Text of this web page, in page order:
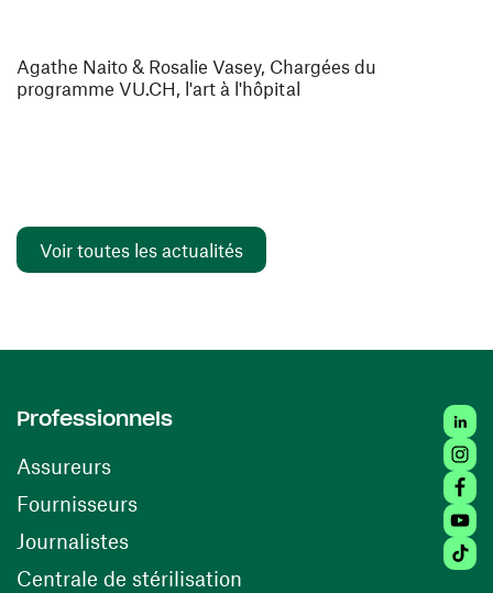
Agathe Naito & Rosalie Vasey, Chargées du
programme VU.CH, l'art à l'hôpital
Voir toutes les actualités
Professionnels
Assureurs
Fournisseurs(ouvre une nouvelle fenêtre)
Journalistes
Centrale de stérilisation (ouvre une nouvelle